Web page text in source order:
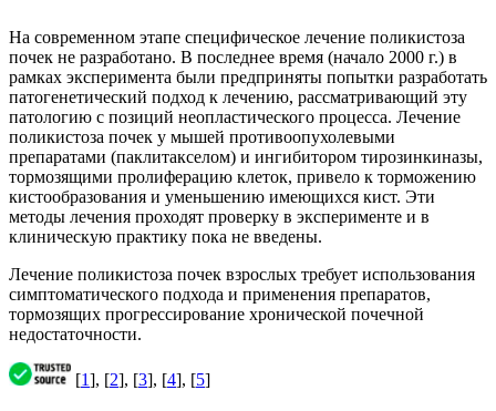
На современном этапе специфическое лечение поликистоза
почек не разработано. В последнее время (начало 2000 г.) в
рамках эксперимента были предприняты попытки разработать
патогенетический подход к лечению, рассматривающий эту
патологию с позиций неопластического процесса. Лечение
поликистоза почек у мышей противоопухолевыми
препаратами (паклитакселом) и ингибитором тирозинкиназы,
тормозящими пролиферацию клеток, привело к торможению
кистообразования и уменьшению имеющихся кист. Эти
методы лечения проходят проверку в эксперименте и в
клиническую практику пока не введены.
Лечение поликистоза почек взрослых требует использования
симптоматического подхода и применения препаратов,
тормозящих прогрессирование хронической почечной
недостаточности.
[1], [2], [3], [4], [5]